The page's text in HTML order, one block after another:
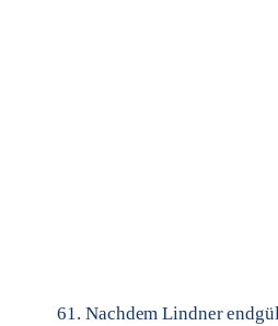
Nachdem Lindner